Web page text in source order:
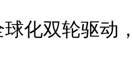
球化双轮驱动